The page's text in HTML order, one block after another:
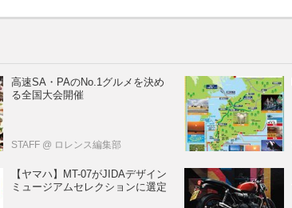
高速SA・PAのNo.1グルメを決め
る全国大会開催
STAFF @ ロレンス編集部
【ヤマハ】MT-07がJIDAデザイン
ミュージアムセレクションに選定